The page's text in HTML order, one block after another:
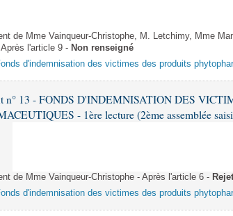
de Mme Vainqueur-Christophe, M. Letchimy, Mme
l'article 9 - Non renseigné
d'indemnisation des victimes des produits
n° 13 - FONDS D'INDEMNISATION DES
- 1ère lecture (2ème assemblée
de Mme Vainqueur-Christophe - Après l'article 6 -
d'indemnisation des victimes des produits